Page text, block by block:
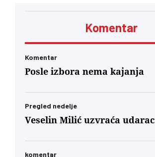
prave maturanti
Komentar
Komentar
Posle izbora nema kajanja
Pregled nedelje
Veselin Milić uzvraća udarac
komentar